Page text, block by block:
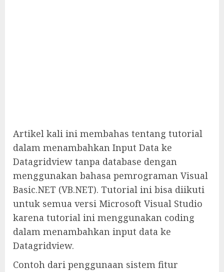
Artikel kali ini membahas tentang tutorial
dalam menambahkan Input Data ke
Datagridview tanpa database dengan
menggunakan bahasa pemrograman Visual
Basic.NET (VB.NET). Tutorial ini bisa diikuti
untuk semua versi Microsoft Visual Studio
karena tutorial ini menggunakan coding
dalam menambahkan input data ke
Datagridview.
Contoh dari penggunaan sistem fitur